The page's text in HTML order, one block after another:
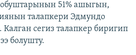
51% ашыгын,
талапкери Эдмундо
Калган сегиз талапкер биригип
болушту.